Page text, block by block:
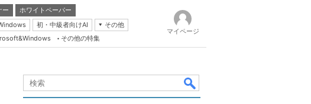
ー
ホワイトペーパー
初・中級者向けAI
その他
& Storage
その他の特集
マイページ